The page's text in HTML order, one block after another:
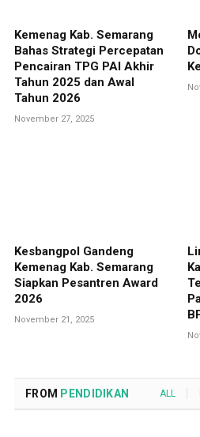
Kemenag Kab. Semarang
Bahas Strategi Percepatan
Pencairan TPG PAI Akhir
Tahun 2025 dan Awal
Tahun 2026
November 27, 2025
Kesbangpol Gandeng
Kemenag Kab. Semarang
Siapkan Pesantren Award
2026
November 21, 2025
FROM PENDIDIKAN ALL